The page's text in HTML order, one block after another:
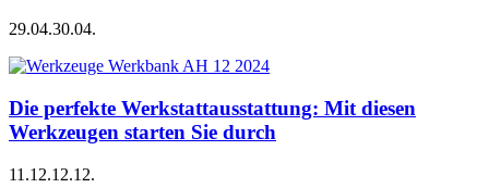
29.04.30.04.
Die perfekte Werkstattausstattung: Mit diesen
Werkzeugen starten Sie durch
11.12.12.12.